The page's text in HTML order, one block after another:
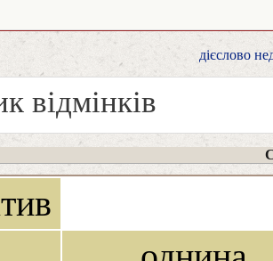
дієслово
відмінків